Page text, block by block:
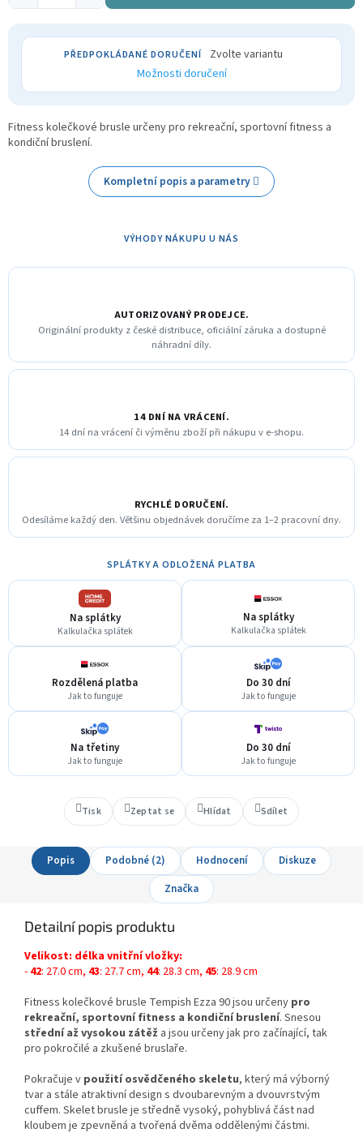
Zvolte variantu
Možnosti doručení
Fitness kolečkové brusle určeny pro rekreační, sportovní fitness a
kondiční bruslení.
Kompletní popis a parametry
VÝHODY NÁKUPU U NÁS
AUTORIZOVANÝ PRODEJCE.
Originální produkty z české distribuce, oficiální záruka a dostupné
náhradní díly.
14 DNÍ NA VRÁCENÍ.
14 dní na vrácení či výměnu zboží při nákupu v e-shopu.
RYCHLÉ DORUČENÍ.
Odesíláme každý den. Většinu objednávek doručíme za 1–2 pracovní dny.
SPLÁTKY A ODLOŽENÁ PLATBA
Na splátky
Kalkulačka splátek
Na splátky
Kalkulačka splátek
Rozdělená platba
Jak to funguje
Do 30 dní
Jak to funguje
Na třetiny
Jak to funguje
Do 30 dní
Jak to funguje
Tisk Zeptat se Hlídat Sdílet
Popis Podobné (2) Hodnocení
Diskuze
Značka
Detailní popis produktu
Velikost: délka vnitřní vložky:
- 42: 27.0 cm, 43: 27.7 cm, 44: 28.3 cm, 45: 28.9 cm
Fitness kolečkové brusle Tempish Ezza 90 jsou určeny pro
rekreační, sportovní fitness a kondiční bruslení. Snesou
střední až vysokou zátěž a jsou určeny jak pro začínající, tak
pro pokročilé a zkušené bruslaře.
Pokračuje v použití osvědčeného skeletu, který má výborný
tvar a stále atraktivní design s dvoubarevným a dvouvrstvým
cuffem. Skelet brusle je středně vysoký, pohyblivá část nad
kloubem je zpevněná a tvořená dvěma oddělenými částmi.